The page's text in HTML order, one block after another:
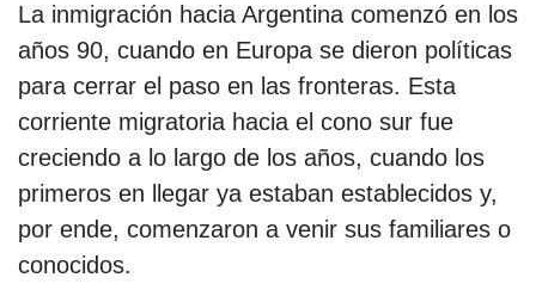
La inmigración hacia Argentina comenzó en los
años 90, cuando en Europa se dieron políticas
para cerrar el paso en las fronteras. Esta
corriente migratoria hacia el cono sur fue
creciendo a lo largo de los años, cuando los
primeros en llegar ya estaban establecidos y,
por ende, comenzaron a venir sus familiares o
conocidos.